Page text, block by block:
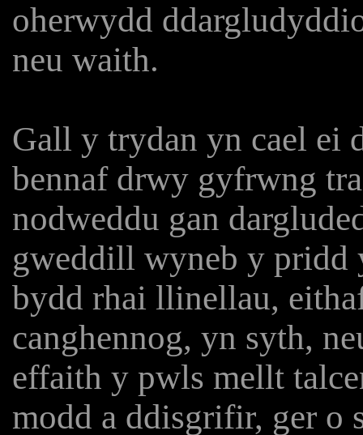
oherwydd
neu waith.
Gall y trydan yn cael ei
bennaf drwy gyfrwng
nodweddu gan
gweddill wyneb y pridd
bydd rhai llinellau,
canghennog, yn syth,
effaith y pwls mellt
modd a ddisgrifir, ger o